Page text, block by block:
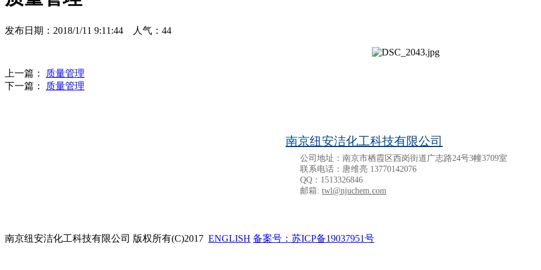
发布日期：2018/1/11 9:11:44 人气： 44
上一篇：
质量管理
下一篇：
质量管理
南京纽安洁化工科技有限公司
公司地址：南京市栖霞区西岗街道广志路24号3幢3709室
联系电话：唐维亮 13770142076
QQ：1513326846
邮箱: twl@njuchem.com
南京纽安洁化工科技有限公司 版权所有(C)2017 ENGLISH 备案号：苏ICP备19037951号